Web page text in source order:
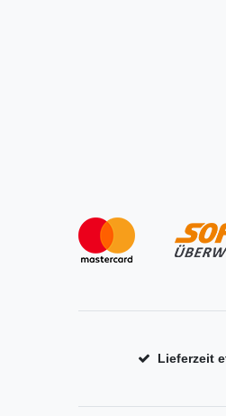
Lieferzeit